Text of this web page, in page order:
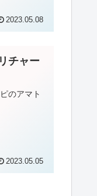
2023.05.08
チャー
のアマト
2023.05.05